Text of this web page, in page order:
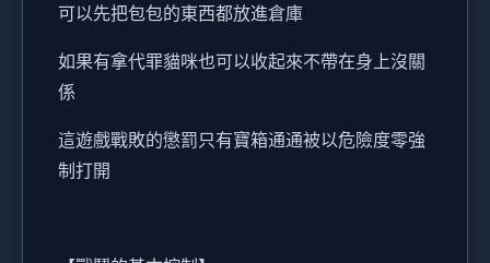
可以先把包包的東西都放進倉庫
如果有拿代罪貓咪也可以收起來不帶在身上沒關
係
這遊戲戰敗的懲罰只有寶箱通通被以危險度零強
制打開